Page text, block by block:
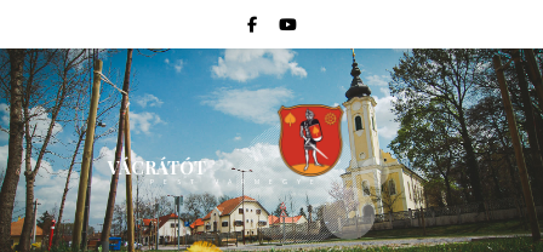
VÁCRÁTÓT
PEST VÁRMEGYE